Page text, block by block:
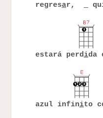
regresar,
estará perdida
azul infinito